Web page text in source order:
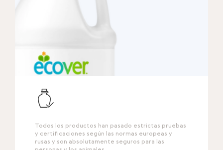
Todos los productos han pasado estrictas pruebas
y certificaciones según las normas europeas y
rusas y son absolutamente seguros para las